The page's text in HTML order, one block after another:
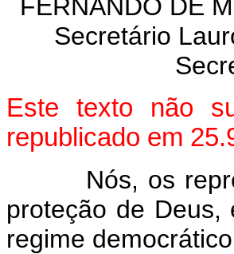
FERNANDO DE
Secretário
Este texto não
republicado em
Nós, os
proteção de Deus,
regime